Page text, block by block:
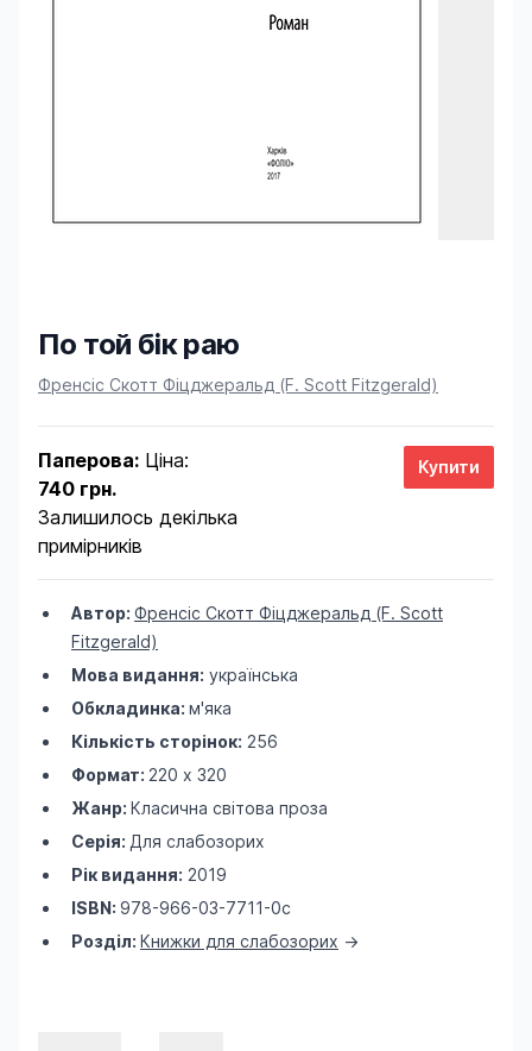
По той бік раю
Product information
Френсіс Скотт Фіцджеральд (F. Sсott Fitzgerald)
Паперова: Ціна:
740 грн.
Залишилось декілька
примірників
Автор: Френсіс Скотт Фіцджеральд (F. Sсott
Fitzgerald)
Мова видання: українська
Обкладинка: м'яка
Кількість сторінок: 256
Формат: 220 х 320
Жанр: Класична світова проза
Серія: Для слабозорих
Рік видання: 2019
ISBN: 978-966-03-7711-0с
Розділ: Книжки для слабозорих ->